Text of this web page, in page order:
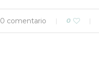
0 comentario 0